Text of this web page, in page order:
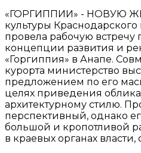
«ГОРГИППИИ» - НОВУЮ
культуры
провела рабочую встречу
концепции развития и
«Горгиппия» в Анапе.
курорта министерство
предложением по его
целях приведения
архитектурному стилю.
перспективный, однако
большой и кропотливой
в краевых органах власти,